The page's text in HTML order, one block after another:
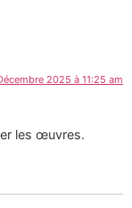
2025 à 11:25 am
les œuvres.